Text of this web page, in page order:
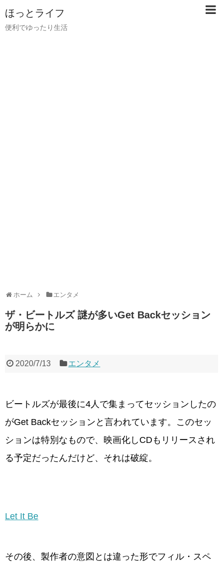
ほっとライフ
便利でゆったり生活
ホーム エンタメ
ザ・ビートルズ 謎が多いGet Backセッション
が明らかに
2020/7/13 エンタメ
ビートルズが最後に4人で集まってセッションしたの
がGet Backセッションと言われています。このセッ
ションは特別なもので、映画化しCDもリリースされ
る予定だったんだけど、それは破綻。
Let It Be
その後、製作者の意図とは違った形でフィル・スペ